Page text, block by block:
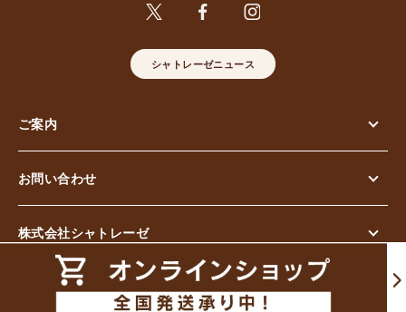
シャトレーゼニュース
ご案内
お問い合わせ
株式会社シャトレーゼ
© Chateraise Co.,Ltd. All Rights Reserved.